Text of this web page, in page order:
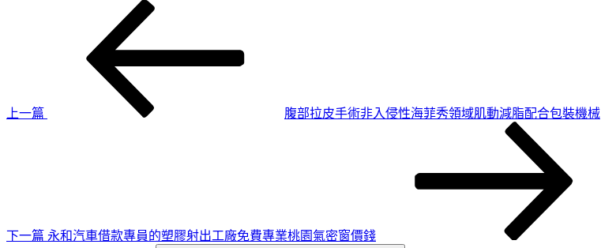
上一篇
腹部拉皮手術非入侵性海菲秀領域肌動減脂配合包裝機械
下一篇 永和汽車借款專員的塑膠射出工廠免費專業桃園氣密窗價錢